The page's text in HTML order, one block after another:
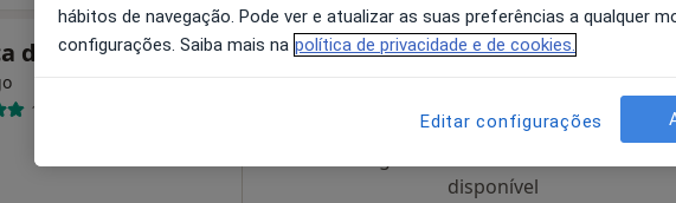
da Mente
106 opiniões
Hoje Amanhã Dom,
disponível
hábitos de navegação. Pode ver e atualizar as suas preferências a qualquer
configurações. Saiba mais na política de privacidade e de cookies.
Editar configurações